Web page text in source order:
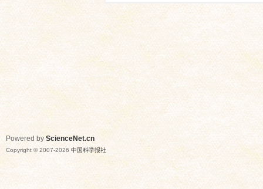
Powered by ScienceNet.cn
Copyright © 2007-2026 中国科学报社